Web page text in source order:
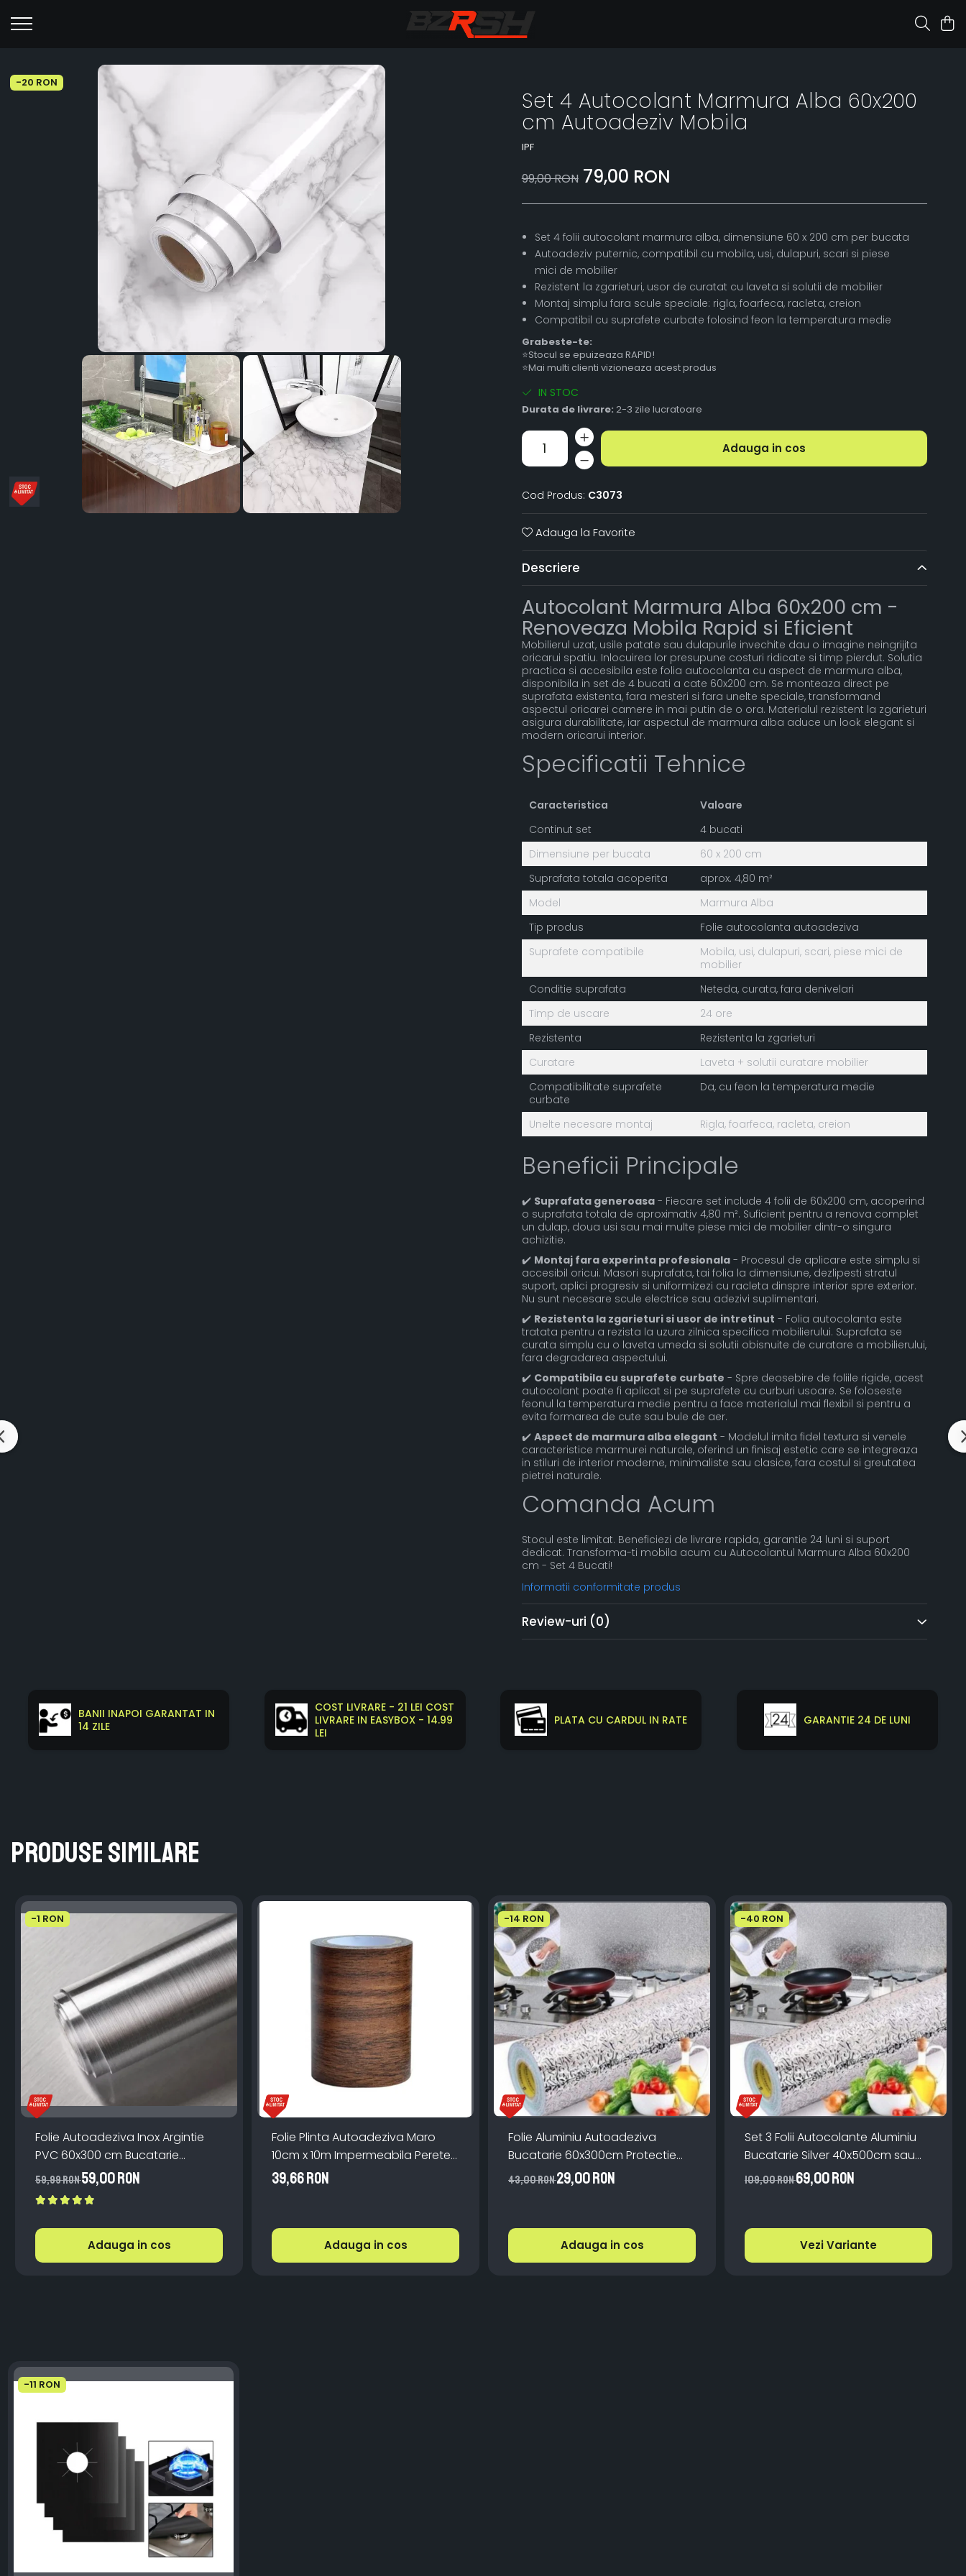
-20 RON
Set 4 Autocolant Marmura Alba 60x200
cm Autoadeziv Mobila
IPF
99,00 RON 79,00 RON
Set 4 folii autocolant marmura alba, dimensiune 60 x 200 cm per bucata
Autoadeziv puternic, compatibil cu mobila, usi, dulapuri, scari si piese
mici de mobilier
Rezistent la zgarieturi, usor de curatat cu laveta si solutii de mobilier
Montaj simplu fara scule speciale: rigla, foarfeca, racleta, creion
Compatibil cu suprafete curbate folosind feon la temperatura medie
Grabeste-te:
⭐Stocul se epuizeaza RAPID!
⭐Mai multi clienti vizioneaza acest produs
IN STOC
Durata de livrare: 2-3 zile lucratoare
Adauga in cos
Cod Produs: C3073
Adauga la Favorite
Descriere
Autocolant Marmura Alba 60x200 cm -
Renoveaza Mobila Rapid si Eficient
Mobilierul uzat, usile patate sau dulapurile invechite dau o imagine neingrijita
oricarui spatiu. Inlocuirea lor presupune costuri ridicate si timp pierdut. Solutia
practica si accesibila este folia autocolanta cu aspect de marmura alba,
disponibila in set de 4 bucati a cate 60x200 cm. Se monteaza direct pe
suprafata existenta, fara mesteri si fara unelte speciale, transformand
aspectul oricarei camere in mai putin de o ora. Materialul rezistent la zgarieturi
asigura durabilitate, iar aspectul de marmura alba aduce un look elegant si
modern oricarui interior.
Specificatii Tehnice
Caracteristica
Valoare
Continut set
4 bucati
Dimensiune per bucata
60 x 200 cm
Suprafata totala acoperita
aprox. 4,80 m²
Model
Marmura Alba
Tip produs
Folie autocolanta autoadeziva
Suprafete compatibile
Mobila, usi, dulapuri, scari, piese mici de
mobilier
Conditie suprafata
Neteda, curata, fara denivelari
Timp de uscare
24 ore
Rezistenta
Rezistenta la zgarieturi
Curatare
Laveta + solutii curatare mobilier
Compatibilitate suprafete
curbate
Da, cu feon la temperatura medie
Unelte necesare montaj Rigla, foarfeca, racleta, creion
Beneficii Principale
✔️ Suprafata generoasa- Fiecare set include 4 folii de 60x200 cm, acoperind
o suprafata totala de aproximativ 4,80 m². Suficient pentru a renova complet
un dulap, doua usi sau mai multe piese mici de mobilier dintr-o singura
achizitie.
✔️ Montaj fara experinta profesionala- Procesul de aplicare este simplu si
accesibil oricui. Masori suprafata, tai folia la dimensiune, dezlipesti stratul
suport, aplici progresiv si uniformizezi cu racleta dinspre interior spre exterior.
Nu sunt necesare scule electrice sau adezivi suplimentari.
✔️ Rezistenta la zgarieturi si usor de intretinut - Folia autocolanta este
tratata pentru a rezista la uzura zilnica specifica mobilierului. Suprafata se
curata simplu cu o laveta umeda si solutii obisnuite de curatare a mobilierului,
fara degradarea aspectului.
✔️ Compatibila cu suprafete curbate - Spre deosebire de foliile rigide, acest
autocolant poate fi aplicat si pe suprafete cu curburi usoare. Se foloseste
feonul la temperatura medie pentru a face materialul mai flexibil si pentru a
evita formarea de cute sau bule de aer.
✔️ Aspect de marmura alba elegant - Modelul imita fidel textura si venele
caracteristice marmurei naturale, oferind un finisaj estetic care se integreaza
in stiluri de interior moderne, minimaliste sau clasice, fara costul si greutatea
pietrei naturale.
Comanda Acum
Stocul este limitat. Beneficiezi de livrare rapida, garantie 24 luni si suport
dedicat. Transforma-ti mobila acum cu Autocolantul Marmura Alba 60x200
cm - Set 4 Bucati!
Informatii conformitate produs
Review-uri (0)
BANII INAPOI GARANTAT IN
14 ZILE
COST LIVRARE - 21 LEI COST
LIVRARE IN EASYBOX - 14.99
LEI
PLATA CU CARDUL IN RATE GARANTIE 24 DE LUNI
Produse similare
-1 RON
Folie Autoadeziva Inox Argintie
PVC 60x300 cm Bucatarie
Mobilier
59,99 RON59,00 RON
Adauga in cos
Folie Plinta Autoadeziva Maro
10cm x 10m Impermeabila Perete
Scari
39,66 RON
Adauga in cos
-14 RON
Folie Aluminiu Autoadeziva
Bucatarie 60x300cm Protectie
Aragaz Perete Impermeabila
43,00 RON29,00 RON
Adauga in cos
-40 RON
Set 3 Folii Autocolante Aluminiu
Bucatarie Silver 40x500cm sau
60x300cm
109,00 RON69,00 RON
Vezi Variante
-11 RON